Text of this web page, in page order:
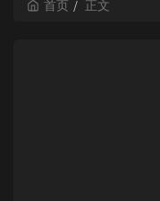
首页 正文